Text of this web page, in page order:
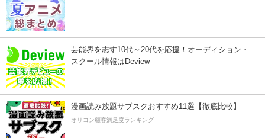
芸能界を志す10代～20代を応援！オーディション・
スクール情報はDeview
漫画読み放題サブスクおすすめ11選【徹底比較】
オリコン顧客満足度ランキング